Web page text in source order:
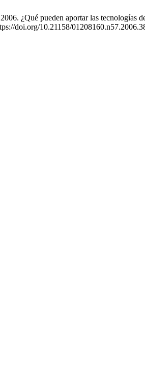
¿Qué pueden aportar las tecnologías
doi.org/10.21158/